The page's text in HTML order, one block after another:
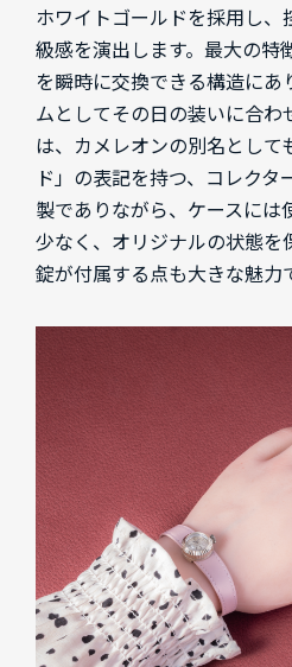
ホワイトゴールドを採用し、
級感を演出します。最大の特
を瞬時に交換できる構造にあ
ムとしてその日の装いに合わ
は、カメレオンの別名として
ド」の表記を持つ、コレクタ
製でありながら、ケースには
少なく、オリジナルの状態を
錠が付属する点も大きな魅力